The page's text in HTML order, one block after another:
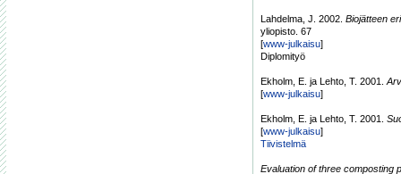
Lahdelma, J. 2002. Biojätteen
yliopisto. 67
[www-julkaisu]
Diplomityö
Ekholm, E. ja Lehto, T. 2001.
[www-julkaisu]
Ekholm, E. ja Lehto, T. 2001.
[www-julkaisu]
Tiivistelmä
Evaluation of three composting